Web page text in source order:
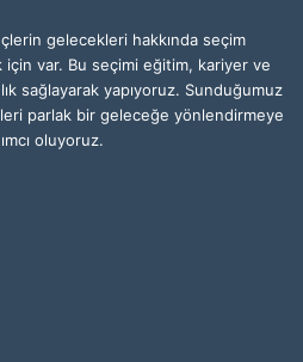
gelecekleri hakkında seçim
için var. Bu seçimi eğitim, kariyer ve
sağlayarak yapıyoruz. Sunduğumuz
parlak bir geleceğe yönlendirmeye
oluyoruz.